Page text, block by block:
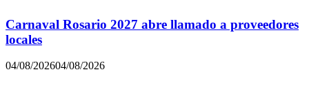
Carnaval Rosario 2027 abre llamado a proveedores
locales
04/08/202604/08/2026